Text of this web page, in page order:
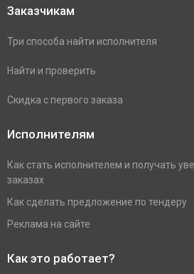
Заказчикам
Три способа найти исполнителя
Найти и проверить
Скидка с первого заказа
Исполнителям
Как стать исполнителем и получать
заказах
Как сделать предложение по тендеру
Реклама на сайте
Как это работает?